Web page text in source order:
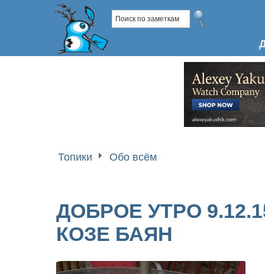
Топики Обо всём
ДОБРОЕ УТРО
КОЗЕ БАЯН